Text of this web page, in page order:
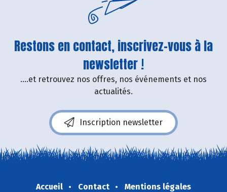
Restons en contact, inscrivez-vous à la
newsletter !
....et retrouvez nos offres, nos événements et nos
actualités.
Inscription newsletter
Accueil Contact
Mentions légales